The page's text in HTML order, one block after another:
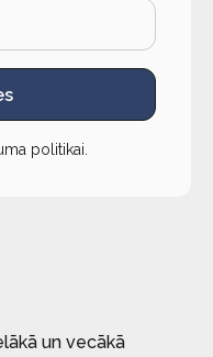
politikai
un vecākā